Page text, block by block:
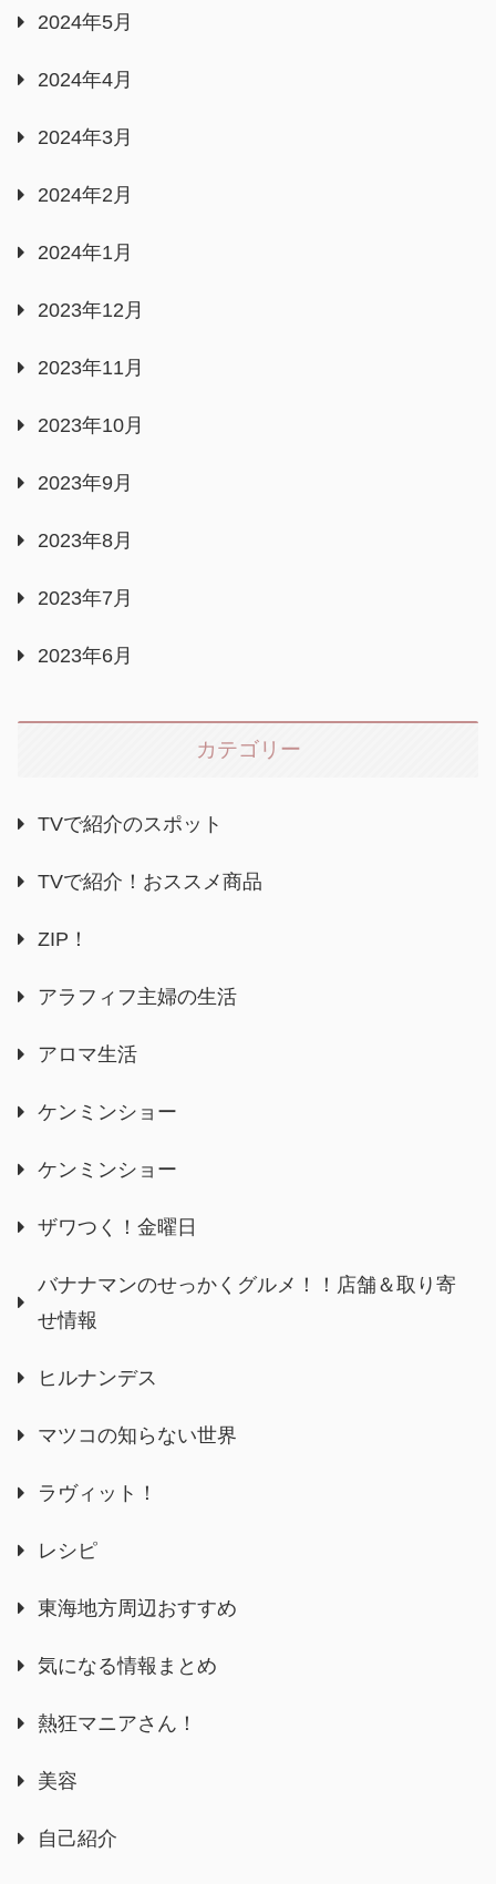
2024年5月
2024年4月
2024年3月
2024年2月
2024年1月
2023年12月
2023年11月
2023年10月
2023年9月
2023年8月
2023年7月
2023年6月
カテゴリー
TVで紹介のスポット
TVで紹介！おススメ商品
ZIP！
アラフィフ主婦の生活
アロマ生活
ケンミンショー
ケンミンショー
ザワつく！金曜日
バナナマンのせっかくグルメ！！店舗＆取り寄
せ情報
ヒルナンデス
マツコの知らない世界
ラヴィット！
レシピ
東海地方周辺おすすめ
気になる情報まとめ
熱狂マニアさん！
美容
自己紹介